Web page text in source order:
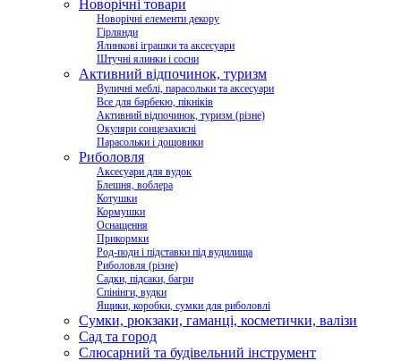
Новорічні товари
Новорічні елементи декору
Гірлянди
Ялинкові іграшки та аксесуари
Штучні ялинки і сосни
Активний відпочинок, туризм
Вуличні меблі, парасольки та аксесуари
Все для барбекю, пікніків
Активний відпочинок, туризм (різне)
Окуляри сонцезахисні
Парасольки і дощовики
Риболовля
Аксесуари для вудок
Блешня, воблера
Котушки
Кормушки
Оснащення
Прикормки
Род-поди і підставки під вудилища
Риболовля (різне)
Садки, підсаки, багри
Спінінги, вудки
Ящики, коробки, сумки для риболовлі
Сумки, рюкзаки, гаманці, косметички, валізи
Сад та город
Слюсарний та будівельний інструмент